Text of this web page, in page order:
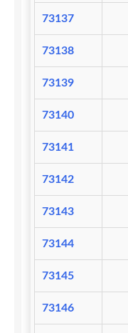
73137
73138
73139
73140
73141
73142
73143
73144
73145
73146